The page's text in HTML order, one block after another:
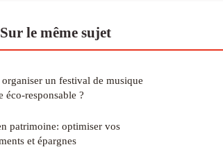
le même sujet
un festival de musique
éco-responsable ?
patrimoine: optimiser vos
et épargnes